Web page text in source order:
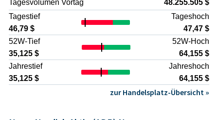
Reputations- und Haftungsrisiken: Streitigkeiten über
Arzneimittelpreise, Nebenwirkungen oder
Marketingpraktiken können zu Rechtskosten, Vergleichen
und Imageschäden führen.
Währungs- und ADR-spezifische Risiken
Wechselkursschwankungen zwischen dänischer Krone und
US-Dollar sowie mögliche Besonderheiten der ADR-Struktur
wirken sich auf die Rendite in der Heimatwährung des
Anlegers aus.
Vor diesem Hintergrund bietet Novo-Nordisk AS ADR zwar
forschungsgetriebenen Pharmawert, bleibt aber
Tagesvolumen Vortag
48.255.505 $
Tagestief
46,79 $
Tageshoch
47,47 $
52W-Tief
35,125 $
52W-Hoch
64,155 $
Jahrestief
35,125 $
Jahreshoch
64,155 $
zur Handelsplatz-Übersicht »